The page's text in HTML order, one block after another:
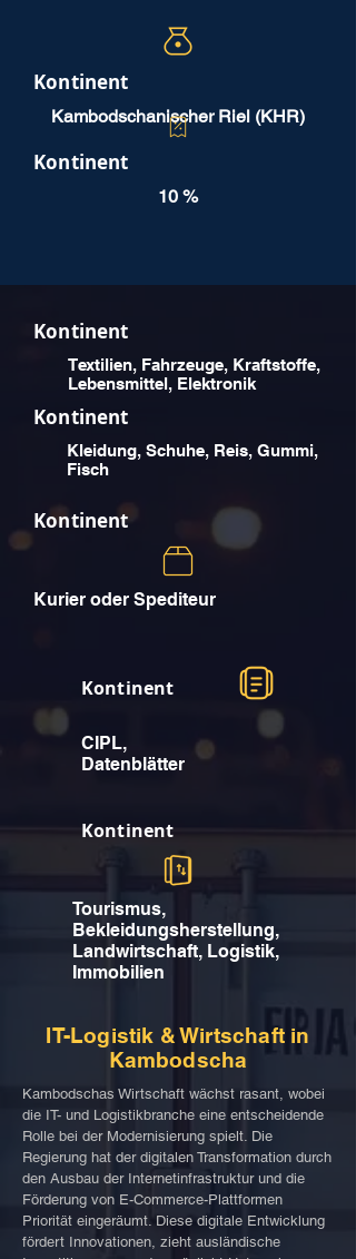
Kontinent
Kambodschanischer Riel (KHR)
Kontinent
10 %
Kontinent
Textilien, Fahrzeuge, Kraftstoffe,
Lebensmittel, Elektronik
Kontinent
Kleidung, Schuhe, Reis, Gummi,
Fisch
Kontinent
Kurier oder Spediteur
Kontinent
CIPL,
Datenblätter
Kontinent
Tourismus,
Bekleidungsherstellung,
Landwirtschaft, Logistik,
Immobilien
IT-Logistik & Wirtschaft in
Kambodscha
Kambodschas Wirtschaft wächst rasant, wobei
die IT- und Logistikbranche eine entscheidende
Rolle bei der Modernisierung spielt. Die
Regierung hat der digitalen Transformation durch
den Ausbau der Internetinfrastruktur und die
Förderung von E-Commerce-Plattformen
Priorität eingeräumt. Diese digitale Entwicklung
fördert Innovationen, zieht ausländische